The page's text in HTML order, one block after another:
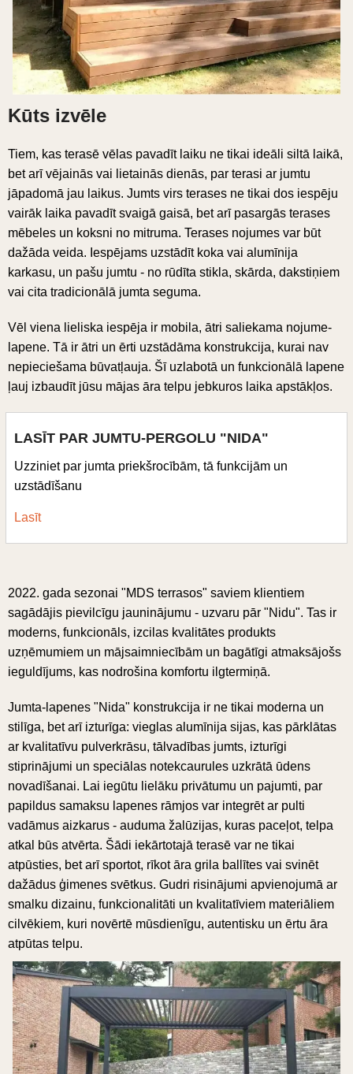
Kūts izvēle
Tiem, kas terasē vēlas pavadīt laiku ne tikai ideāli siltā laikā,
bet arī vējainās vai lietainās dienās, par terasi ar jumtu
jāpadomā jau laikus. Jumts virs terases ne tikai dos iespēju
vairāk laika pavadīt svaigā gaisā, bet arī pasargās terases
mēbeles un koksni no mitruma. Terases nojumes var būt
dažāda veida. Iespējams uzstādīt koka vai alumīnija
karkasu, un pašu jumtu - no rūdīta stikla, skārda, dakstiņiem
vai cita tradicionālā jumta seguma.
Vēl viena lieliska iespēja ir mobila, ātri saliekama nojume-
lapene. Tā ir ātri un ērti uzstādāma konstrukcija, kurai nav
nepieciešama būvatļauja. Šī uzlabotā un funkcionālā lapene
ļauj izbaudīt jūsu mājas āra telpu jebkuros laika apstākļos.
LASĪT PAR JUMTU-PERGOLU "NIDA"
Uzziniet par jumta priekšrocībām, tā funkcijām un
uzstādīšanu
Lasīt
2022. gada sezonai "MDS terrasos" saviem klientiem
sagādājis pievilcīgu jauninājumu - uzvaru pār "Nidu". Tas ir
moderns, funkcionāls, izcilas kvalitātes produkts
uzņēmumiem un mājsaimniecībām un bagātīgi atmaksājošs
ieguldījums, kas nodrošina komfortu ilgtermiņā.
Jumta-lapenes "Nida" konstrukcija ir ne tikai moderna un
stilīga, bet arī izturīga: vieglas alumīnija sijas, kas pārklātas
ar kvalitatīvu pulverkrāsu, tālvadības jumts, izturīgi
stiprinājumi un speciālas notekcaurules uzkrātā ūdens
novadīšanai. Lai iegūtu lielāku privātumu un pajumti, par
papildus samaksu lapenes rāmjos var integrēt ar pulti
vadāmus aizkarus - auduma žalūzijas, kuras paceļot, telpa
atkal būs atvērta. Šādi iekārtotajā terasē var ne tikai
atpūsties, bet arī sportot, rīkot āra grila ballītes vai svinēt
dažādus ģimenes svētkus. Gudri risinājumi apvienojumā ar
smalku dizainu, funkcionalitāti un kvalitatīviem materiāliem
cilvēkiem, kuri novērtē mūsdienīgu, autentisku un ērtu āra
atpūtas telpu.